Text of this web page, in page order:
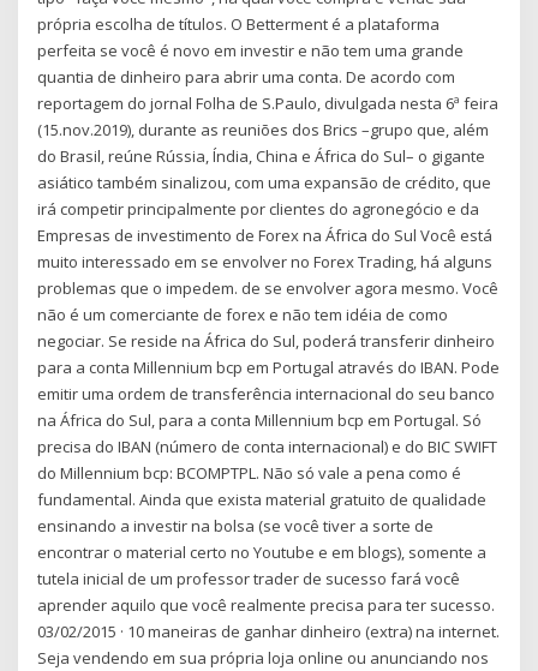
própria escolha de títulos. O Betterment é a plataforma
perfeita se você é novo em investir e não tem uma grande
quantia de dinheiro para abrir uma conta. De acordo com
reportagem do jornal Folha de S.Paulo, divulgada nesta 6ª feira
(15.nov.2019), durante as reuniões dos Brics –grupo que, além
do Brasil, reúne Rússia, Índia, China e África do Sul– o gigante
asiático também sinalizou, com uma expansão de crédito, que
irá competir principalmente por clientes do agronegócio e da
Empresas de investimento de Forex na África do Sul Você está
muito interessado em se envolver no Forex Trading, há alguns
problemas que o impedem. de se envolver agora mesmo. Você
não é um comerciante de forex e não tem idéia de como
negociar. Se reside na África do Sul, poderá transferir dinheiro
para a conta Millennium bcp em Portugal através do IBAN. Pode
emitir uma ordem de transferência internacional do seu banco
na África do Sul, para a conta Millennium bcp em Portugal. Só
precisa do IBAN (número de conta internacional) e do BIC SWIFT
do Millennium bcp: BCOMPTPL. Não só vale a pena como é
fundamental. Ainda que exista material gratuito de qualidade
ensinando a investir na bolsa (se você tiver a sorte de
encontrar o material certo no Youtube e em blogs), somente a
tutela inicial de um professor trader de sucesso fará você
aprender aquilo que você realmente precisa para ter sucesso.
03/02/2015 · 10 maneiras de ganhar dinheiro (extra) na internet.
Seja vendendo em sua própria loja online ou anunciando nos